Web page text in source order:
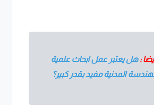
:هل يعتبر عمل ابحاث علمية
المدنية مفيد بقدر كبير؟